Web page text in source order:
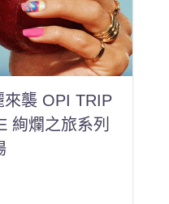
來襲 OPI TRIP
絢爛之旅系列